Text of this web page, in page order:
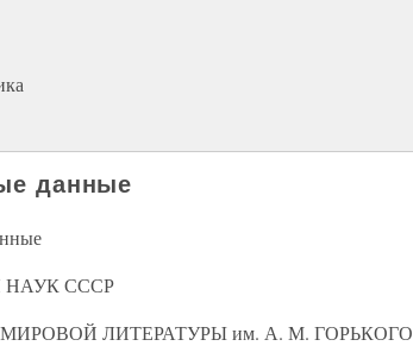
данные
СССР
ЛИТЕРАТУРЫ им. А. М. ГОРЬКОГО